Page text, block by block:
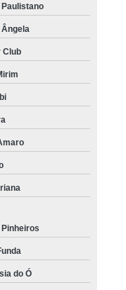
Club
do Ó